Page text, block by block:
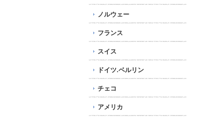
ノルウェー
フランス
スイス
ドイツ.ベルリン
チェコ
アメリカ